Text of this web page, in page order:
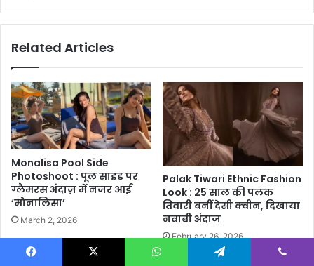
Related Articles
Monalisa Pool Side
Photoshoot : पूल साइड पर
ग्लैमरस अंदाज़ में नजर आईं
‘मोनालिसा’
March 2, 2026
Palak Tiwari Ethnic Fashion
Look : 25 साल की पलक
तिवारी बनीं देसी क्वीन, दिखाया
नवाबी अंदाज
February 26, 2026